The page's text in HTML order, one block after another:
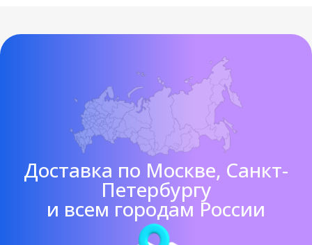
Доставка по Москве, Санкт-
Петербургу
и всем городам России